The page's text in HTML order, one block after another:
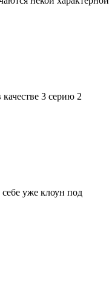
3 серию 2
уже клоун под